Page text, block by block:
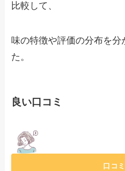
比較して、
味の特徴や評価の分布を分
た。
良い口コミ
口コミ